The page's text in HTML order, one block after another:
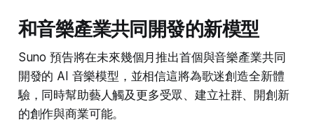
和音樂產業共同開發的新模型
Suno 預告將在未來幾個月推出首個與音樂產業共同
開發的 AI 音樂模型，並相信這將為歌迷創造全新體
驗，同時幫助藝人觸及更多受眾、建立社群、開創新
的創作與商業可能。